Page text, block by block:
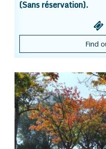
(Sans réservation).
Find